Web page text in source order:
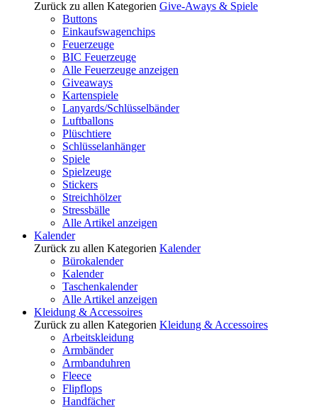
Zurück zu allen Kategorien Give-Aways & Spiele
Buttons
Einkaufswagenchips
Feuerzeuge
BIC Feuerzeuge
Alle Feuerzeuge anzeigen
Giveaways
Kartenspiele
Lanyards/Schlüsselbänder
Luftballons
Plüschtiere
Schlüsselanhänger
Spiele
Spielzeuge
Stickers
Streichhölzer
Stressbälle
Alle Artikel anzeigen
Kalender
Zurück zu allen Kategorien Kalender
Bürokalender
Kalender
Taschenkalender
Alle Artikel anzeigen
Kleidung & Accessoires
Zurück zu allen Kategorien Kleidung & Accessoires
Arbeitskleidung
Armbänder
Armbanduhren
Fleece
Flipflops
Handfächer